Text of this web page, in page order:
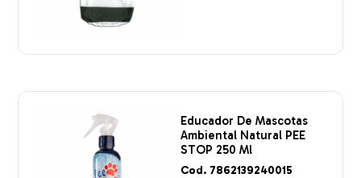
Educador De Mascotas
Ambiental Natural PEE
STOP 250 Ml
Cod. 7862139240015